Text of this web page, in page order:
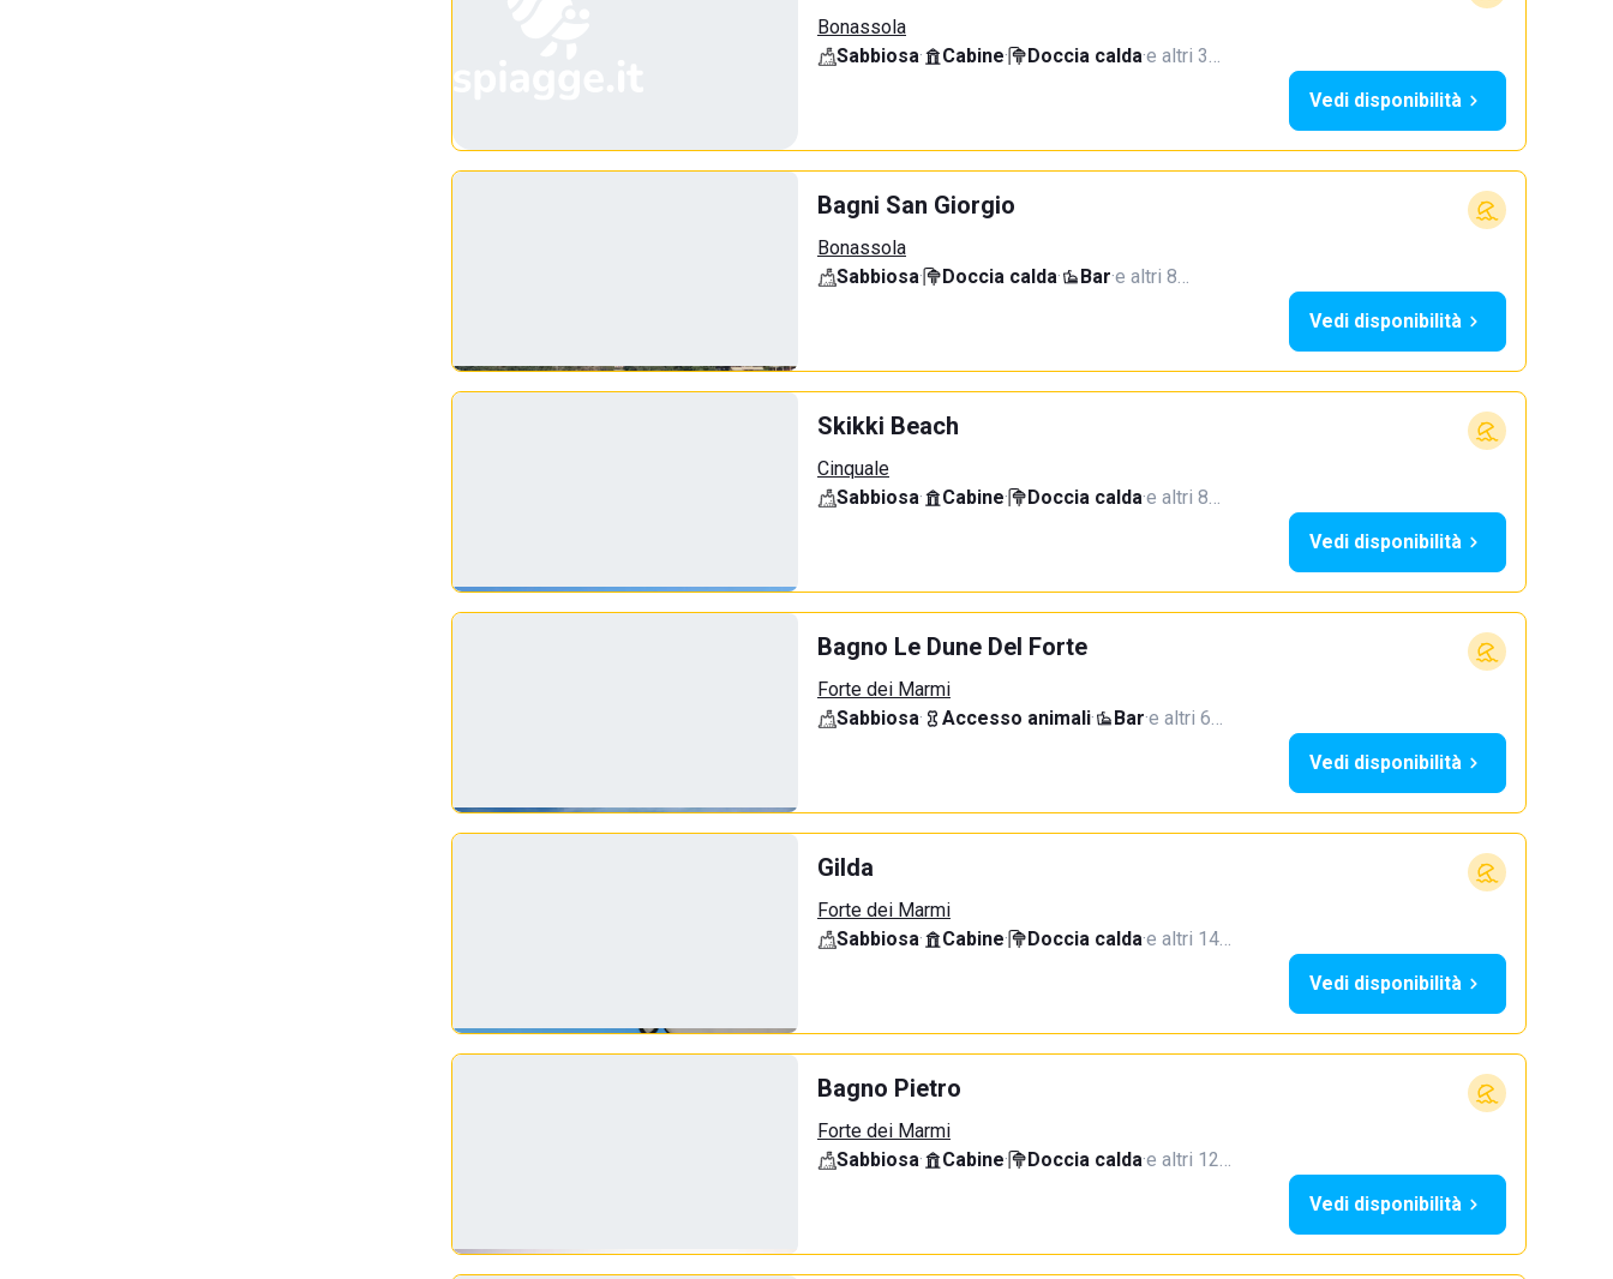
Bonassola
Sabbiosa· Cabine· Doccia calda·e altri 3…
Vedi disponibilità
Bagni San Giorgio
Bonassola
Sabbiosa· Doccia calda· Bar·e altri 8…
Vedi disponibilità
Skikki Beach
Cinquale
Sabbiosa· Cabine· Doccia calda·e altri 8…
Vedi disponibilità
Bagno Le Dune Del Forte
Forte dei Marmi
Sabbiosa· Accesso animali· Bar·e altri 6…
Vedi disponibilità
Gilda
Forte dei Marmi
Sabbiosa· Cabine· Doccia calda·e altri 14…
Vedi disponibilità
Bagno Pietro
Forte dei Marmi
Sabbiosa· Cabine· Doccia calda·e altri 12…
Vedi disponibilità